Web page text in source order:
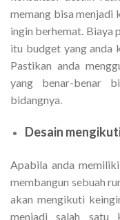
memang bisa menjadi
ingin berhemat. Biaya
itu budget yang anda
Pastikan anda
yang benar-benar
bidangnya.
Desain
Apabila anda
membangun sebuah
akan mengikuti
menjadi salah satu